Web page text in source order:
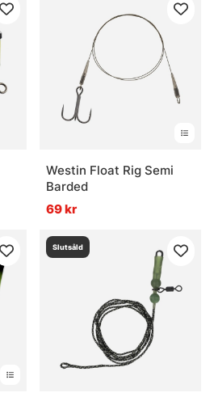
Westin Float Rig Semi
Barded
69 kr
Slutsåld